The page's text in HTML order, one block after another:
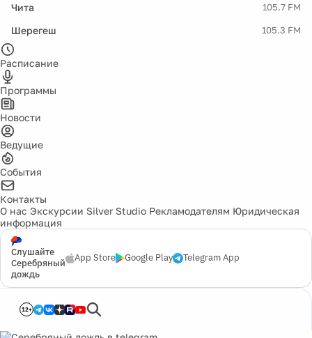
Чита 105.7 FM
Шерегеш 105.3 FM
Расписание
Программы
Новости
Ведущие
События
Контакты
О нас Экскурсии Silver Studio Рекламодателям Юридическая
информация
Слушайте
Серебряный
дождь
App Store Google Play Telegram App
12+